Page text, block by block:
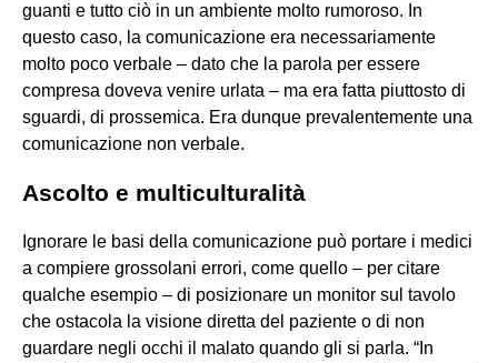
guanti e tutto ciò in un ambiente molto rumoroso. In
questo caso, la comunicazione era necessariamente
molto poco verbale – dato che la parola per essere
compresa doveva venire urlata – ma era fatta piuttosto di
sguardi, di prossemica. Era dunque prevalentemente una
comunicazione non verbale.
Ascolto e multiculturalità
Ignorare le basi della comunicazione può portare i medici
a compiere grossolani errori, come quello – per citare
qualche esempio – di posizionare un monitor sul tavolo
che ostacola la visione diretta del paziente o di non
guardare negli occhi il malato quando gli si parla. “In